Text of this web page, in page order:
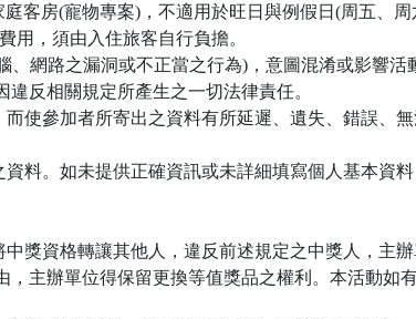
客房(寵物專案)，不適用於旺日與例假日(周五、
用，須由入住旅客自行負擔。
網路之漏洞或不正當之行為)，意圖混淆或影響活
反相關規定所產生之一切法律責任。
參加者所寄出之資料有所延遲、遺失、錯誤、無
料。如未提供正確資訊或未詳細填寫個人基本資
獎資格轉讓其他人，違反前述規定之中獎人，主
主辦單位得保留更換等值獎品之權利。本活動如